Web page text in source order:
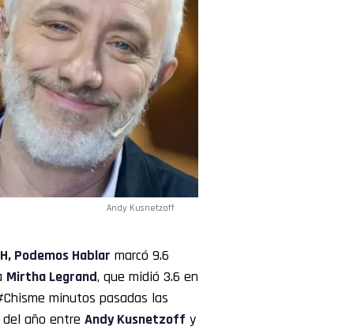
Andy Kusnetzoff
Podemos Hablar marcó 9.6
Mirtha Legrand, que midió 3.6 en
minutos pasadas las
año entre Andy Kusnetzoff y